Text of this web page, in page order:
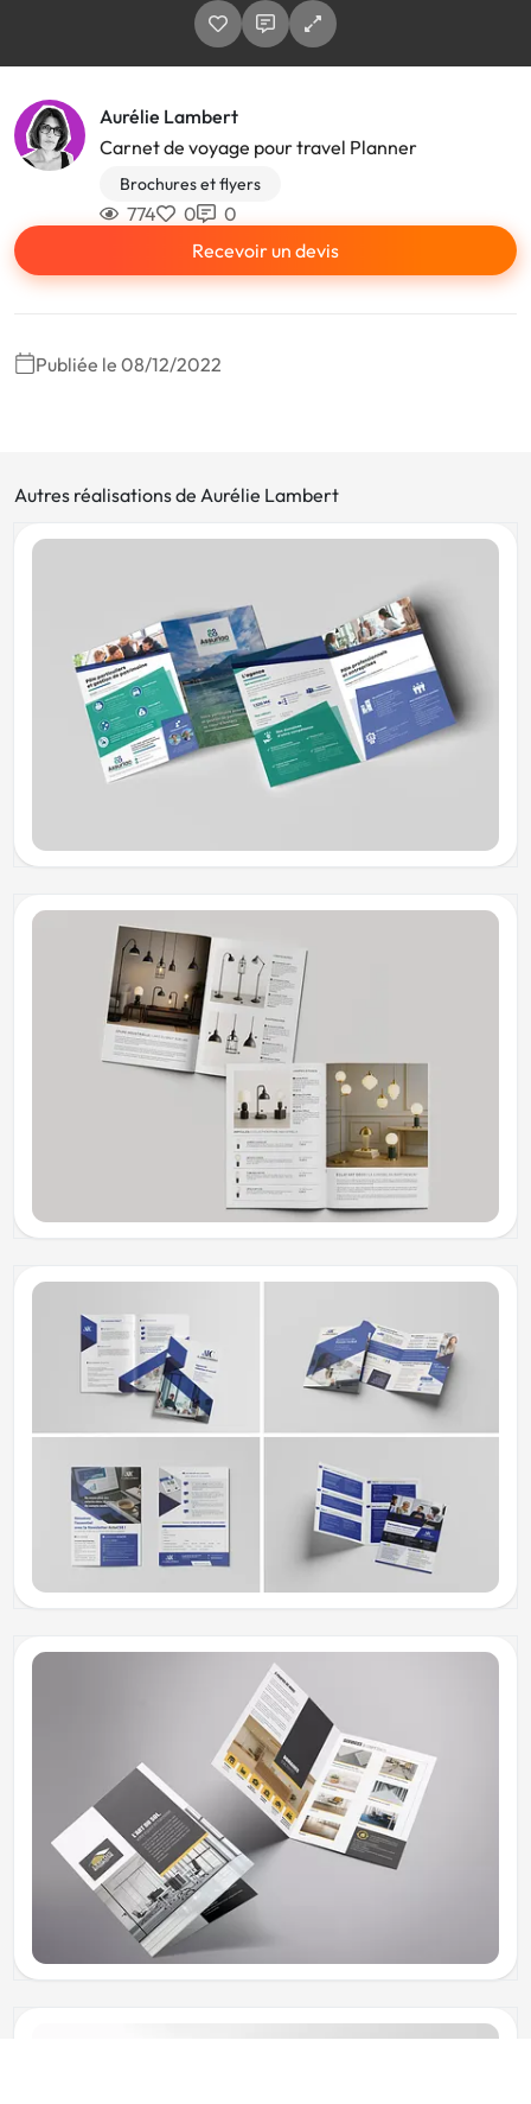
Aurélie Lambert
Carnet de voyage pour travel Planner
Brochures et flyers
774 0
0
Recevoir un devis
Publiée le 08/12/2022
Autres réalisations de Aurélie Lambert